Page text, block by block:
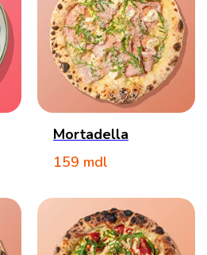
Mortadella
159 mdl